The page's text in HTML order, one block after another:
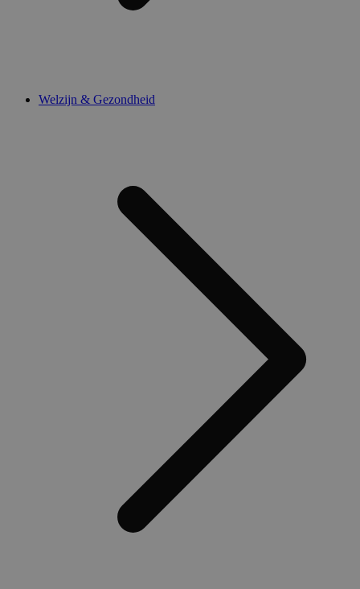
Welzijn & Gezondheid